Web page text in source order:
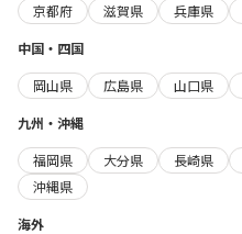
京都府
滋賀県 兵庫県
中国・四国
岡山県
広島県 山口県
九州・沖縄
福岡県
大分県 長崎県
沖縄県
海外